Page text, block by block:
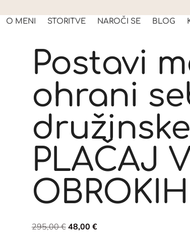
O MENI STORITVE NAROČI SE BLOG
Postavi
ohrani
PLAČAJ
OBROKIH
295,00€ 48,00 €